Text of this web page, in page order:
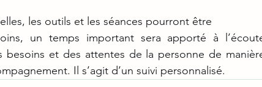
les outils et les séances pourront être
besoins et des attentes de la personne de
Il s’agit d’un suivi personnalisé.